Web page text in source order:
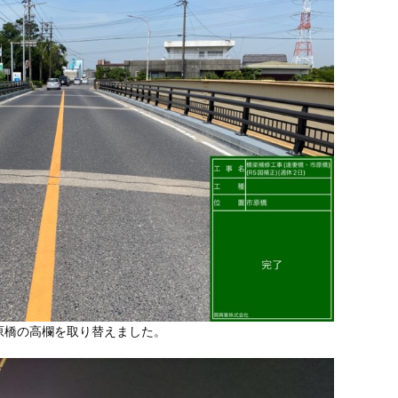
橋の高欄を取り替えました。